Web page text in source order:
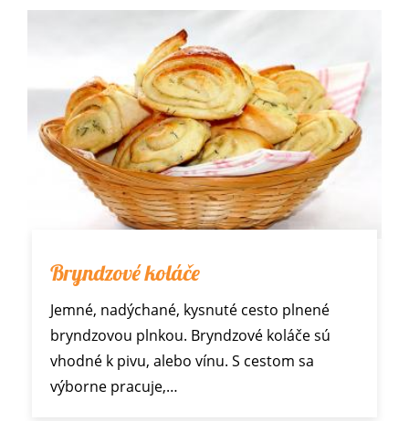
Bryndzové koláče
Jemné, nadýchané, kysnuté cesto plnené
bryndzovou plnkou. Bryndzové koláče sú
vhodné k pivu, alebo vínu. S cestom sa
výborne pracuje,…